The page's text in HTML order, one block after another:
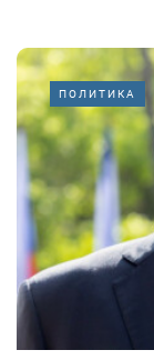
ПОЛИТИКА